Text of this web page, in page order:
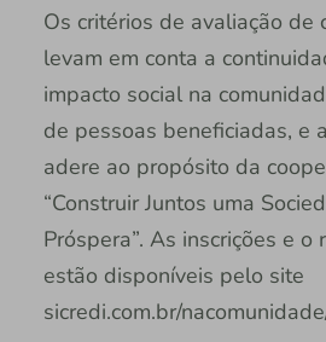
Os critérios de avaliação de
levam em conta a
impacto social na
de pessoas beneficiadas, e
adere ao propósito da
“Construir Juntos uma
Próspera”. As inscrições e o
estão disponíveis pelo site
sicredi.com.br/